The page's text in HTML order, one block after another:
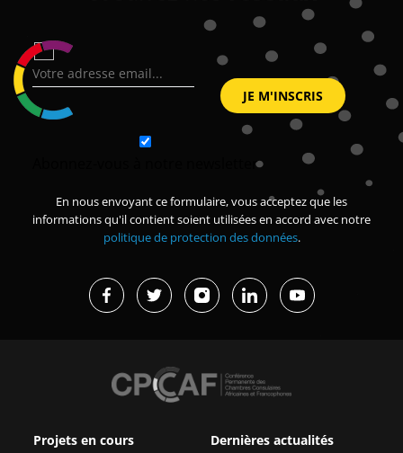
Abonnez-vous à notre newsletter
En nous envoyant ce formulaire, vous acceptez que les
informations qu'il contient soient utilisées en accord avec notre
politique de protection des données.
Projets en cours Dernières actualités